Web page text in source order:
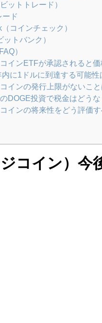
ットトレード）
ード
コインチェック）
トバンク）
）
インETFが承認されると
に1ドルに到達する可能性
インの発行上限がないこ
DOGE投資で税金はどうな
インの将来性をどう評価す
コイン）今